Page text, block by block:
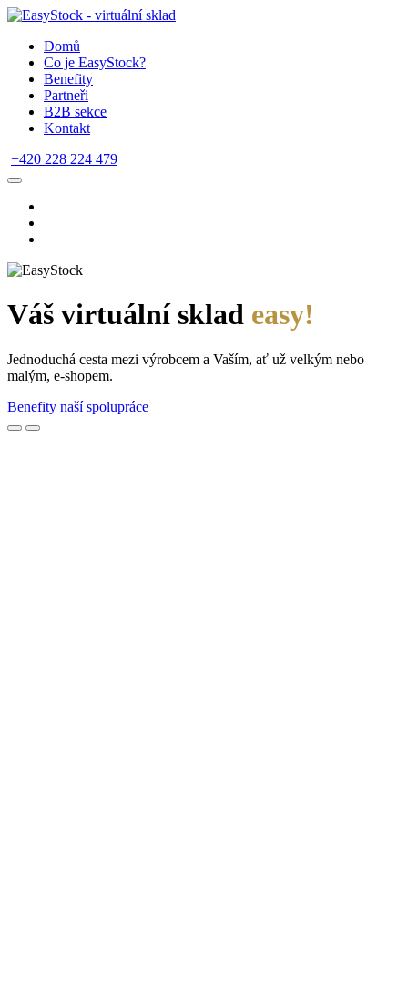
Domů
Co je EasyStock?
Benefity
Partneři
B2B sekce
Kontakt
+420 228 224 479
Váš virtuální sklad easy!
Jednoduchá cesta mezi výrobcem a Vaším, ať už velkým nebo
malým, e-shopem.
Benefity naší spolupráce